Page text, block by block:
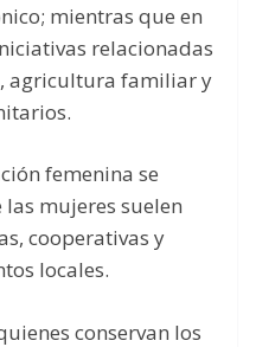
mientras que en
relacionadas
agricultura familiar y
femenina se
mujeres suelen
cooperativas y
locales.
conservan los